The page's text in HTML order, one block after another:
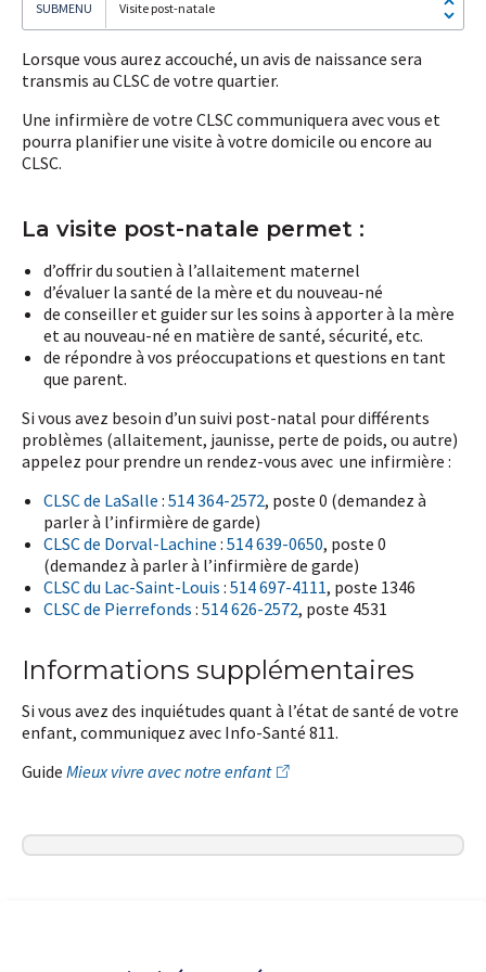
Visite post-natale
Lorsque vous aurez accouché, un avis de naissance sera
transmis au CLSC de votre quartier.
Une infirmière de votre CLSC communiquera avec vous et
pourra planifier une visite à votre domicile ou encore au
CLSC.
La visite post-natale permet :
d’offrir du soutien à l’allaitement maternel
d’évaluer la santé de la mère et du nouveau-né
de conseiller et guider sur les soins à apporter à la mère
et au nouveau-né en matière de santé, sécurité, etc.
de répondre à vos préoccupations et questions en tant
que parent.
Si vous avez besoin d’un suivi post-natal pour différents
problèmes (allaitement, jaunisse, perte de poids, ou autre)
appelez pour prendre un rendez-vous avec une infirmière :
CLSC de LaSalle : 514 364-2572, poste 0 (demandez à
parler à l’infirmière de garde)
CLSC de Dorval-Lachine : 514 639-0650, poste 0
(demandez à parler à l’infirmière de garde)
CLSC du Lac-Saint-Louis : 514 697-4111, poste 1346
CLSC de Pierrefonds : 514 626-2572, poste 4531
Informations supplémentaires
Si vous avez des inquiétudes quant à l’état de santé de votre
enfant, communiquez avec Info-Santé 811.
Guide Mieux vivre avec notre enfant
Je
m'abonne!